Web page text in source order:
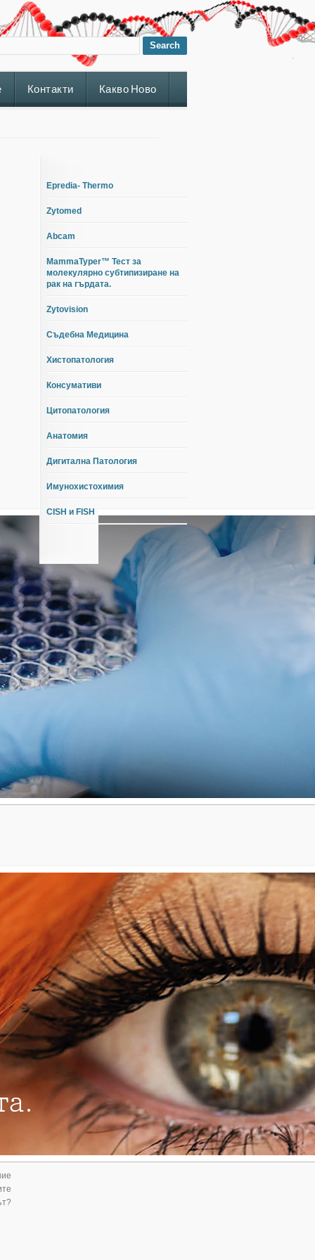
Контакти Какво Ново
Epredia- Thermo
Zytomed
Abcam
MammaTyper™ Тест за
молекулярно субтипизиране на
рак на гърдата.
Zytovision
Съдебна Медицина
Хистопатология
Консумативи
Цитопатология
Анатомия
Дигитална Патология
Имунохистохимия
CISH и FISH